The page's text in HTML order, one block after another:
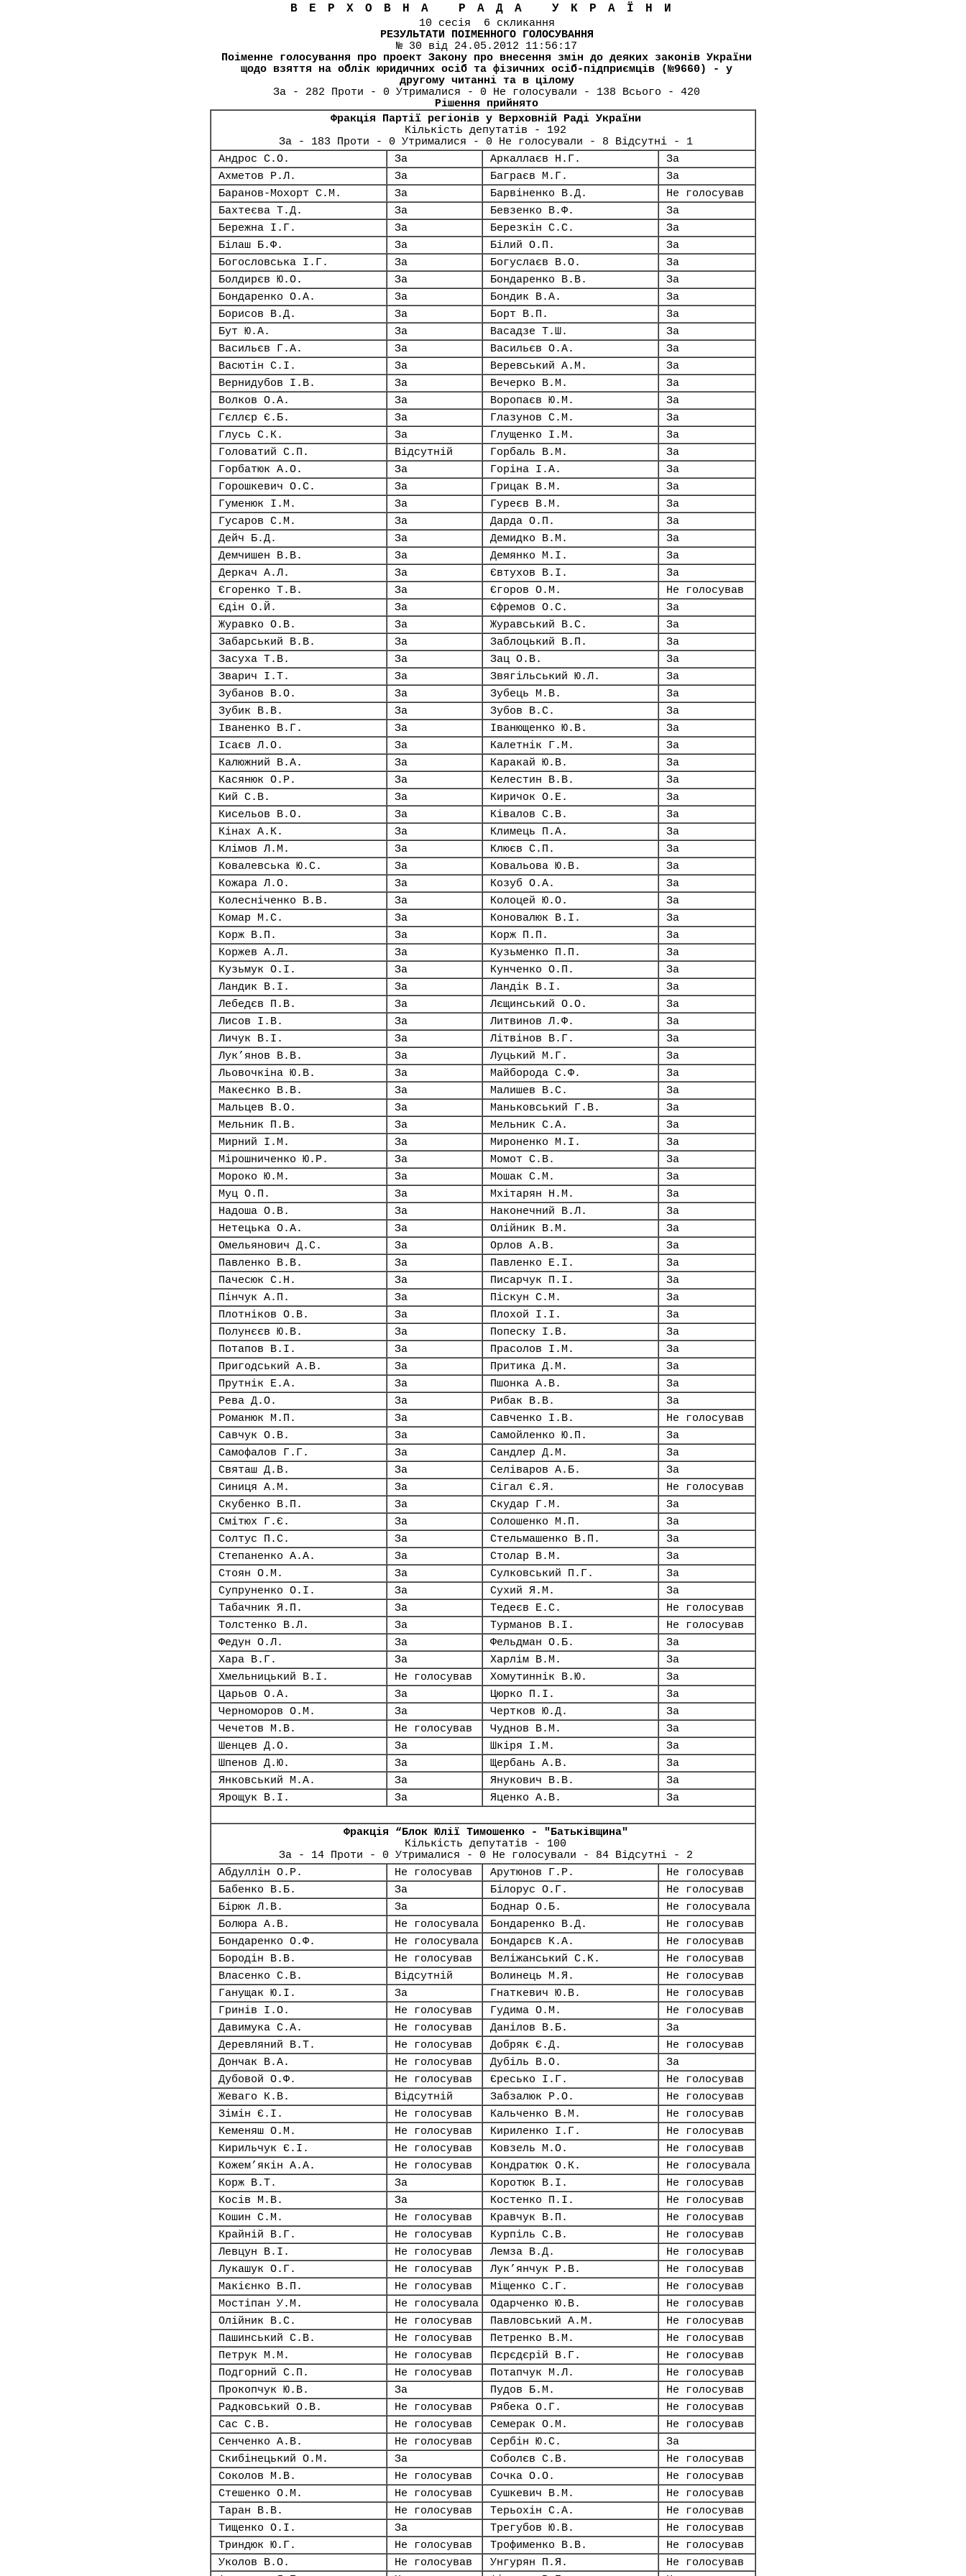
ВЕРХОВНА РАДА УКРАЇНИ
10 сесія 6 скликання
РЕЗУЛЬТАТИ ПОІМЕННОГО ГОЛОСУВАННЯ
№ 30 від 24.05.2012 11:56:17
Поіменне голосування про проект Закону про внесення змін до деяких законів України
щодо взяття на облік юридичних осіб та фізичних осіб-підприємців (№9660) - у
другому читанні та в цілому
За - 282 Проти - 0 Утрималися - 0 Не голосували - 138 Всього - 420
Рішення прийнято
Фракція Партії регіонів у Верховній Раді України
Кількість депутатів - 192
За - 183 Проти - 0 Утрималися - 0 Не голосували - 8 Відсутні - 1
Андрос С.О.
За Аркаллаєв Н.Г.
За
Ахметов Р.Л.
За Баграєв М.Г.
За
Баранов-Мохорт С.М.
За Барвіненко В.Д.
Не голосував
Бахтеєва Т.Д.
За Бевзенко В.Ф.
За
Бережна І.Г.
За Березкін С.С.
За
Білаш Б.Ф.
За Білий О.П.
За
Богословська І.Г.
За Богуслаєв В.О.
За
Болдирєв Ю.О.
За Бондаренко В.В.
За
Бондаренко О.А.
За Бондик В.А.
За
Борисов В.Д.
За Борт В.П.
За
Бут Ю.А.
За Васадзе Т.Ш.
За
Васильєв Г.А.
За Васильєв О.А.
За
Васютін С.І.
За Веревський А.М.
За
Вернидубов І.В.
За Вечерко В.М.
За
Волков О.А.
За Воропаєв Ю.М.
За
Гєллєр Є.Б.
За Глазунов С.М.
За
Глусь С.К.
За Глущенко І.М.
За
Головатий С.П.
Відсутній Горбаль В.М.
За
Горбатюк А.О.
За Горіна І.А.
За
Горошкевич О.С.
За Грицак В.М.
За
Гуменюк І.М.
За Гуреєв В.М.
За
Гусаров С.М.
За Дарда О.П.
За
Дейч Б.Д.
За Демидко В.М.
За
Демчишен В.В.
За Демянко М.І.
За
Деркач А.Л.
За Євтухов В.І.
За
Єгоренко Т.В.
За Єгоров О.М.
Не голосував
Єдін О.Й.
За Єфремов О.С.
За
Журавко О.В.
За Журавський В.С.
За
Забарський В.В.
За Заблоцький В.П.
За
Засуха Т.В.
За Зац О.В.
За
Зварич І.Т.
За Звягільський Ю.Л.
За
Зубанов В.О.
За Зубець М.В.
За
Зубик В.В.
За Зубов В.С.
За
Іваненко В.Г.
За Іванющенко Ю.В.
За
Ісаєв Л.О.
За Калетнік Г.М.
За
Калюжний В.А.
За Каракай Ю.В.
За
Касянюк О.Р.
За Келестин В.В.
За
Кий С.В.
За Киричок О.Е.
За
Кисельов В.О.
За Ківалов С.В.
За
Кінах А.К.
За Климець П.А.
За
Клімов Л.М.
За Клюєв С.П.
За
Ковалевська Ю.С.
За Ковальова Ю.В.
За
Кожара Л.О.
За Козуб О.А.
За
Колесніченко В.В.
За Колоцей Ю.О.
За
Комар М.С.
За Коновалюк В.І.
За
Корж В.П.
За Корж П.П.
За
Коржев А.Л.
За Кузьменко П.П.
За
Кузьмук О.І.
За Кунченко О.П.
За
Ландик В.І.
За Ландік В.І.
За
Лебедєв П.В.
За Лєщинський О.О.
За
Лисов І.В.
За Литвинов Л.Ф.
За
Личук В.І.
За Літвінов В.Г.
За
Лук’янов В.В.
За Луцький М.Г.
За
Льовочкіна Ю.В.
За Майборода С.Ф.
За
Макеєнко В.В.
За Малишев В.С.
За
Мальцев В.О.
За Маньковський Г.В.
За
Мельник П.В.
За Мельник С.А.
За
Мирний І.М.
За Мироненко М.І.
За
Мірошниченко Ю.Р.
За Момот С.В.
За
Мороко Ю.М.
За Мошак С.М.
За
Муц О.П.
За Мхітарян Н.М.
За
Надоша О.В.
За Наконечний В.Л.
За
Нетецька О.А.
За Олійник В.М.
За
Омельянович Д.С.
За Орлов А.В.
За
Павленко В.В.
За Павленко Е.І.
За
Пачесюк С.Н.
За Писарчук П.І.
За
Пінчук А.П.
За Піскун С.М.
За
Плотніков О.В.
За Плохой І.І.
За
Полунєєв Ю.В.
За Попеску І.В.
За
Потапов В.І.
За Прасолов І.М.
За
Пригодський А.В.
За Притика Д.М.
За
Прутнік Е.А.
За Пшонка А.В.
За
Рева Д.О.
За Рибак В.В.
За
Романюк М.П.
За Савченко І.В.
Не голосував
Савчук О.В.
За Самойленко Ю.П.
За
Самофалов Г.Г.
За Сандлер Д.М.
За
Святаш Д.В.
За Селіваров А.Б.
За
Синиця А.М.
За Сігал Є.Я.
Не голосував
Скубенко В.П.
За Скудар Г.М.
За
Смітюх Г.Є.
За Солошенко М.П.
За
Солтус П.С.
За Стельмашенко В.П.
За
Степаненко А.А.
За Столар В.М.
За
Стоян О.М.
За Сулковський П.Г.
За
Супруненко О.І.
За Сухий Я.М.
За
Табачник Я.П.
За Тедеєв Е.С.
Не голосував
Толстенко В.Л.
За Турманов В.І.
Не голосував
Федун О.Л.
За Фельдман О.Б.
За
Хара В.Г.
За Харлім В.М.
За
Хмельницький В.І.
Не голосував Хомутиннік В.Ю.
За
Царьов О.А.
За Цюрко П.І.
За
Черноморов О.М.
За Чертков Ю.Д.
За
Чечетов М.В.
Не голосував Чуднов В.М.
За
Шенцев Д.О.
За Шкіря І.М.
За
Шпенов Д.Ю.
За Щербань А.В.
За
Янковський М.А.
За Янукович В.В.
За
Ярощук В.І.
За Яценко А.В. За
Фракція “Блок Юлії Тимошенко - "Батьківщина"
Кількість депутатів - 100
За - 14 Проти - 0 Утрималися - 0 Не голосували - 84 Відсутні - 2
Абдуллін О.Р.
Не голосував Арутюнов Г.Р.
Не голосував
Бабенко В.Б.
За Білорус О.Г.
Не голосував
Бірюк Л.В.
За Боднар О.Б.
Не голосувала
Болюра А.В.
Не голосувала Бондаренко В.Д.
Не голосував
Бондаренко О.Ф.
Не голосувала Бондарєв К.А.
Не голосував
Бородін В.В.
Не голосував Веліжанський С.К.
Не голосував
Власенко С.В.
Відсутній Волинець М.Я.
Не голосував
Ганущак Ю.І.
За Гнаткевич Ю.В.
Не голосував
Гринів І.О.
Не голосував Гудима О.М.
Не голосував
Давимука С.А.
Не голосував Данілов В.Б.
За
Деревляний В.Т.
Не голосував Добряк Є.Д.
Не голосував
Дончак В.А.
Не голосував Дубіль В.О.
За
Дубовой О.Ф.
Не голосував Єресько І.Г.
Не голосував
Жеваго К.В.
Відсутній Забзалюк Р.О.
Не голосував
Зімін Є.І.
Не голосував Кальченко В.М.
Не голосував
Кеменяш О.М.
Не голосував Кириленко І.Г.
Не голосував
Кирильчук Є.І.
Не голосував Ковзель М.О.
Не голосував
Кожем’якін А.А.
Не голосував Кондратюк О.К.
Не голосувала
Корж В.Т.
За Коротюк В.І.
Не голосував
Косів М.В.
За Костенко П.І.
Не голосував
Кошин С.М.
Не голосував Кравчук В.П.
Не голосував
Крайній В.Г.
Не голосував Курпіль С.В.
Не голосував
Левцун В.І.
Не голосував Лемза В.Д.
Не голосував
Лукашук О.Г.
Не голосував Лук’янчук Р.В.
Не голосував
Макієнко В.П.
Не голосував Міщенко С.Г.
Не голосував
Мостіпан У.М.
Не голосувала Одарченко Ю.В.
Не голосував
Олійник В.С.
Не голосував Павловський А.М.
Не голосував
Пашинський С.В.
Не голосував Петренко В.М.
Не голосував
Петрук М.М.
Не голосував Пєрєдєрій В.Г.
Не голосував
Подгорний С.П.
Не голосував Потапчук М.Л.
Не голосував
Прокопчук Ю.В.
За Пудов Б.М.
Не голосував
Радковський О.В.
Не голосував Рябека О.Г.
Не голосував
Сас С.В.
Не голосував Семерак О.М.
Не голосував
Сенченко А.В.
Не голосував Сербін Ю.С.
За
Скибінецький О.М.
За Соболєв С.В.
Не голосував
Соколов М.В.
Не голосував Сочка О.О.
Не голосував
Стешенко О.М.
Не голосував Сушкевич В.М.
Не голосував
Таран В.В.
Не голосував Терьохін С.А.
Не голосував
Тищенко О.І.
За Трегубов Ю.В.
Не голосував
Триндюк Ю.Г.
Не голосував Трофименко В.В.
Не голосував
Уколов В.О.
Не голосував Унгурян П.Я.
Не голосував